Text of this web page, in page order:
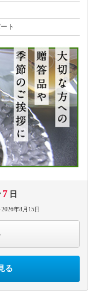
ト
7 日
年8月15日
る